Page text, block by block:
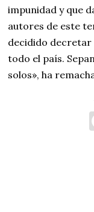
impunidad y que
autores de este
decidido decretar
todo el país.
solos», ha